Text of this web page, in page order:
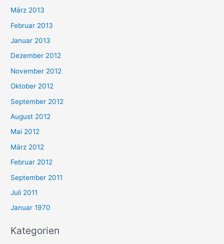
März 2013
Februar 2013
Januar 2013
Dezember 2012
November 2012
Oktober 2012
September 2012
August 2012
Mai 2012
März 2012
Februar 2012
September 2011
Juli 2011
Januar 1970
Kategorien